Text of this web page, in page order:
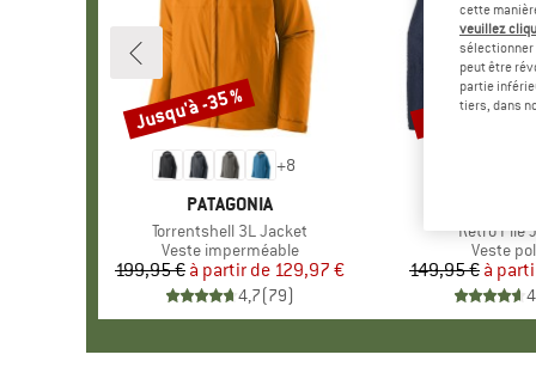
+8
MARQUE
PATAGONIA
Article
Torrentshell 3L Jacket
Product group
Veste imperméable
Prix
199,95 € Prix réduit
à partir de 129,97 €
4,7(79)
Remise
Jusqu'à -35 %
Article
Retro Pile
Product
Veste
149,95 € à
Remise
Jusqu'à -35 %
cette
veuillez
sélectionner
peut être
partie
tiers, dans